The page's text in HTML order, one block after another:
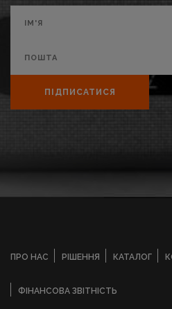
ПІДПИСАТИСЯ
ПРО НАС РІШЕННЯ КАТАЛОГ
ФІНАНСОВА ЗВІТНІСТЬ